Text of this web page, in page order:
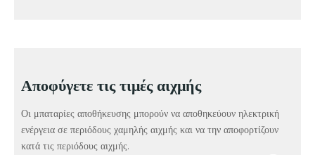
Αποφύγετε τις τιμές αιχμής
Οι μπαταρίες αποθήκευσης μπορούν να αποθηκεύουν ηλεκτρική
ενέργεια σε περιόδους χαμηλής αιχμής και να την αποφορτίζουν
κατά τις περιόδους αιχμής.